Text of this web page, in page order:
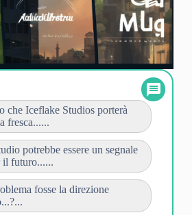
che Iceflake Studios porterà
fresca......
potrebbe essere un segnale
il futuro......
fosse la direzione